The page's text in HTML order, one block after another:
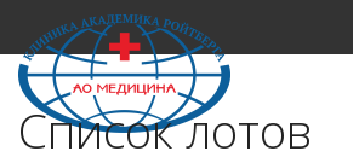
Список лотов